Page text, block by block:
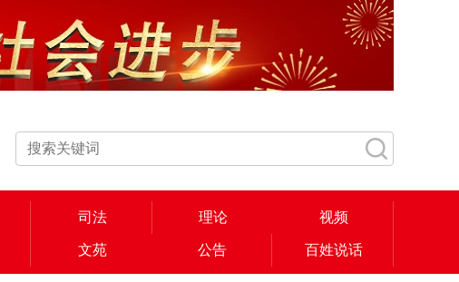
司法 理论 视频
文苑 公告 百姓说话